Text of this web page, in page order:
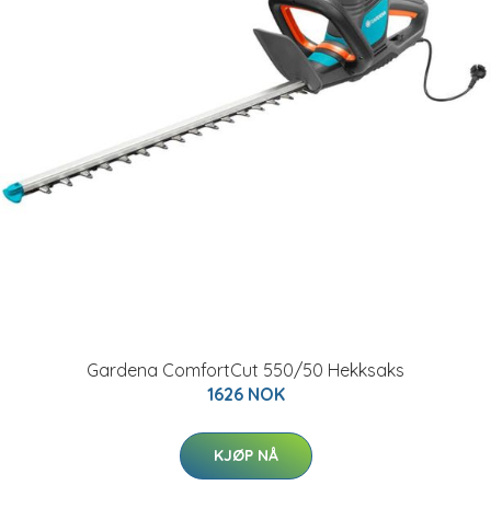
Gardena ComfortCut 550/50 Hekksaks
1626 NOK
KJØP NÅ